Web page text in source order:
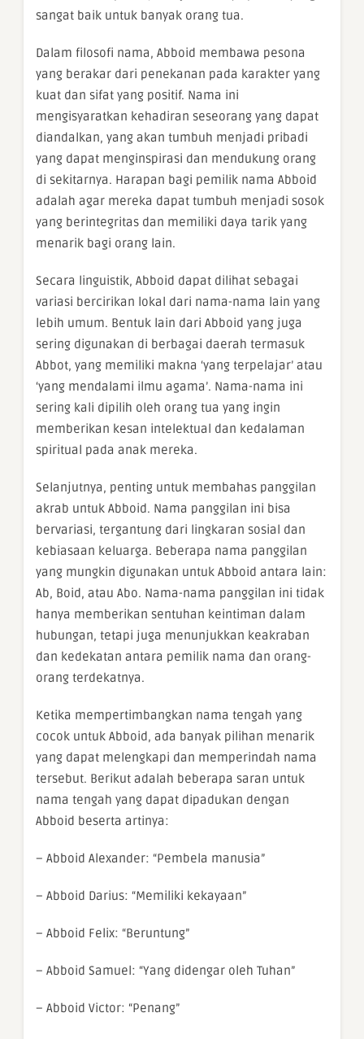
sangat baik untuk banyak orang tua.
Dalam filosofi nama, Abboid membawa pesona
yang berakar dari penekanan pada karakter yang
kuat dan sifat yang positif. Nama ini
mengisyaratkan kehadiran seseorang yang dapat
diandalkan, yang akan tumbuh menjadi pribadi
yang dapat menginspirasi dan mendukung orang
di sekitarnya. Harapan bagi pemilik nama Abboid
adalah agar mereka dapat tumbuh menjadi sosok
yang berintegritas dan memiliki daya tarik yang
menarik bagi orang lain.
Secara linguistik, Abboid dapat dilihat sebagai
variasi bercirikan lokal dari nama-nama lain yang
lebih umum. Bentuk lain dari Abboid yang juga
sering digunakan di berbagai daerah termasuk
Abbot, yang memiliki makna ‘yang terpelajar’ atau
‘yang mendalami ilmu agama’. Nama-nama ini
sering kali dipilih oleh orang tua yang ingin
memberikan kesan intelektual dan kedalaman
spiritual pada anak mereka.
Selanjutnya, penting untuk membahas panggilan
akrab untuk Abboid. Nama panggilan ini bisa
bervariasi, tergantung dari lingkaran sosial dan
kebiasaan keluarga. Beberapa nama panggilan
yang mungkin digunakan untuk Abboid antara lain:
Ab, Boid, atau Abo. Nama-nama panggilan ini tidak
hanya memberikan sentuhan keintiman dalam
hubungan, tetapi juga menunjukkan keakraban
dan kedekatan antara pemilik nama dan orang-
orang terdekatnya.
Ketika mempertimbangkan nama tengah yang
cocok untuk Abboid, ada banyak pilihan menarik
yang dapat melengkapi dan memperindah nama
tersebut. Berikut adalah beberapa saran untuk
nama tengah yang dapat dipadukan dengan
Abboid beserta artinya:
– Abboid Alexander: “Pembela manusia”
– Abboid Darius: “Memiliki kekayaan”
– Abboid Felix: “Beruntung”
– Abboid Samuel: “Yang didengar oleh Tuhan”
– Abboid Victor: “Penang”